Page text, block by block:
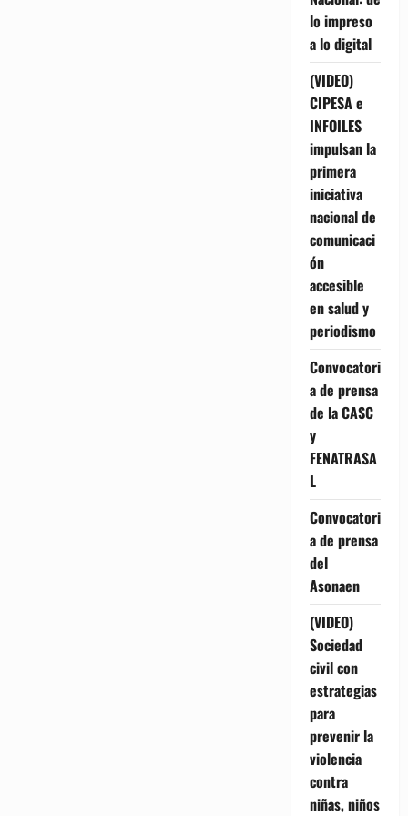
lo impreso
a lo digital
(VIDEO)
CIPESA e
INFOILES
impulsan la
primera
iniciativa
nacional de
comunicaci
ón
accesible
en salud y
periodismo
Convocatori
a de prensa
de la CASC
y
FENATRASA
L
Convocatori
a de prensa
del
Asonaen
(VIDEO)
Sociedad
civil con
estrategias
para
prevenir la
violencia
contra
niñas, niños